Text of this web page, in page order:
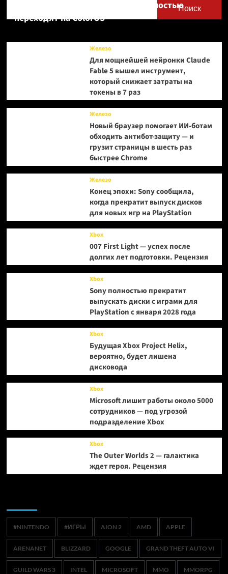
Поиск
Realme UI — OnePlus и realme полностью
переходят на ColorOS
Железо
Для мощнейшей нейронки Claude
Fable 5 вышел инструмент,
который снижает затраты на
токены в 7 раз
Железо
Новый браузер помогает ИИ-ботам
обходить антибот-защиту — и
грузит страницы в шесть раз
быстрее Chrome
Железо
Конец эпохи: Sony сообщила,
когда прекратит выпуск дисков
для новых игр на PlayStation
Xbox
007 First Light — успех после
долгих лет подготовки. Рецензия
Xbox
Sony полностью прекратит
выпускать диски с играми для
PlayStation с января 2028 года
Xbox
Будущая Xbox Project Helix,
вероятно, будет лишена
дисковода
Xbox
Microsoft лишит работы около 5000
сотрудников — под угрозой
подразделение Xbox
Xbox
The Outer Worlds 2 — галактика
ждет героя. Рецензия
#NINTENDO #ИГРЫ AION 2 AMD APPLE
ARENANET BLIZZARD GOOGLE GRAND THEFT AUTO VI
GUILD WARS 3 INTEL MICROSOFT MMO MMORPG